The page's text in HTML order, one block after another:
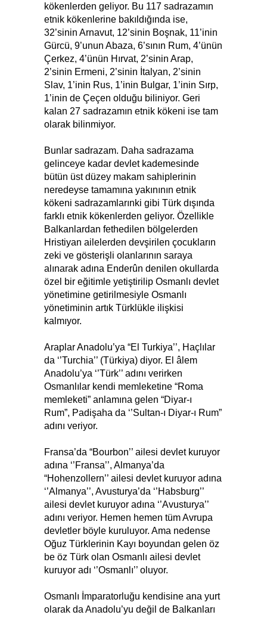
kökenlerden geliyor. Bu 117 sadrazamın
etnik kökenlerine bakıldığında ise,
32’sinin Arnavut, 12’sinin Boşnak, 11’inin
Gürcü, 9’unun Abaza, 6’sının Rum, 4’ünün
Çerkez, 4’ünün Hırvat, 2’sinin Arap,
2’sinin Ermeni, 2’sinin İtalyan, 2’sinin
Slav, 1’inin Rus, 1’inin Bulgar, 1’inin Sırp,
1’inin de Çeçen olduğu biliniyor. Geri
kalan 27 sadrazamın etnik kökeni ise tam
olarak bilinmiyor.
Bunlar sadrazam. Daha sadrazama
gelinceye kadar devlet kademesinde
bütün üst düzey makam sahiplerinin
neredeyse tamamına yakınının etnik
kökeni sadrazamlarınki gibi Türk dışında
farklı etnik kökenlerden geliyor. Özellikle
Balkanlardan fethedilen bölgelerden
Hristiyan ailelerden devşirilen çocukların
zeki ve gösterişli olanlarının saraya
alınarak adına Enderûn denilen okullarda
özel bir eğitimle yetiştirilip Osmanlı devlet
yönetimine getirilmesiyle Osmanlı
yönetiminin artık Türklükle ilişkisi
kalmıyor.
Araplar Anadolu’ya “El Turkiya’’, Haçlılar
da ‘’Turchia’’ (Türkiya) diyor. El âlem
Anadolu’ya ‘’Türk’’ adını verirken
Osmanlılar kendi memleketine “Roma
memleketi” anlamına gelen “Diyar-ı
Rum”, Padişaha da ‘’Sultan-ı Diyar-ı Rum”
adını veriyor.
Fransa’da “Bourbon’’ ailesi devlet kuruyor
adına ‘’Fransa’’, Almanya’da
“Hohenzollern’’ ailesi devlet kuruyor adına
‘’Almanya’’, Avusturya’da ‘’Habsburg’’
ailesi devlet kuruyor adına ‘’Avusturya’’
adını veriyor. Hemen hemen tüm Avrupa
devletler böyle kuruluyor. Ama nedense
Oğuz Türklerinin Kayı boyundan gelen öz
be öz Türk olan Osmanlı ailesi devlet
kuruyor adı ‘’Osmanlı’’ oluyor.
Osmanlı İmparatorluğu kendisine ana yurt
olarak da Anadolu’yu değil de Balkanları